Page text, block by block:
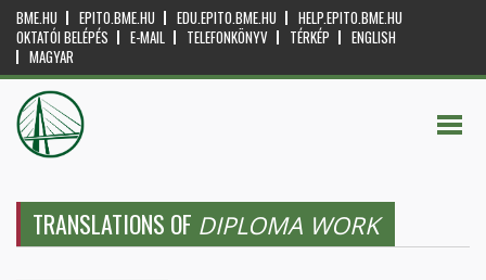
BME.HU EPITO.BME.HU EDU.EPITO.BME.HU
HELP.EPITO.BME.HU
OKTATÓI BELÉPÉS
E-MAIL TELEFONKÖNYV TÉRKÉP
ENGLISH
MAGYAR
TRANSLATIONS OF DIPLOMA WORK